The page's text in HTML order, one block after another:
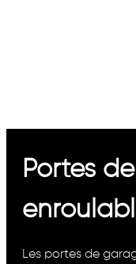
Portes
Les portes de